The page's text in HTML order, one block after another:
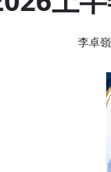
李卓嶺